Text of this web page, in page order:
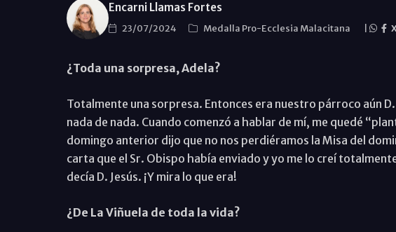
Encarni Llamas Fortes
23/07/2024 Medalla Pro-Ecclesia Malacitana
¿Toda una sorpresa, Adela?
Totalmente una sorpresa. Entonces era nuestro párroco aún D.
nada de nada. Cuando comenzó a hablar de mí, me quedé
domingo anterior dijo que no nos perdiéramos la Misa del
carta que el Sr. Obispo había enviado y yo me lo creí
decía D. Jesús. ¡Y mira lo que era!
¿De La Viñuela de toda la vida?